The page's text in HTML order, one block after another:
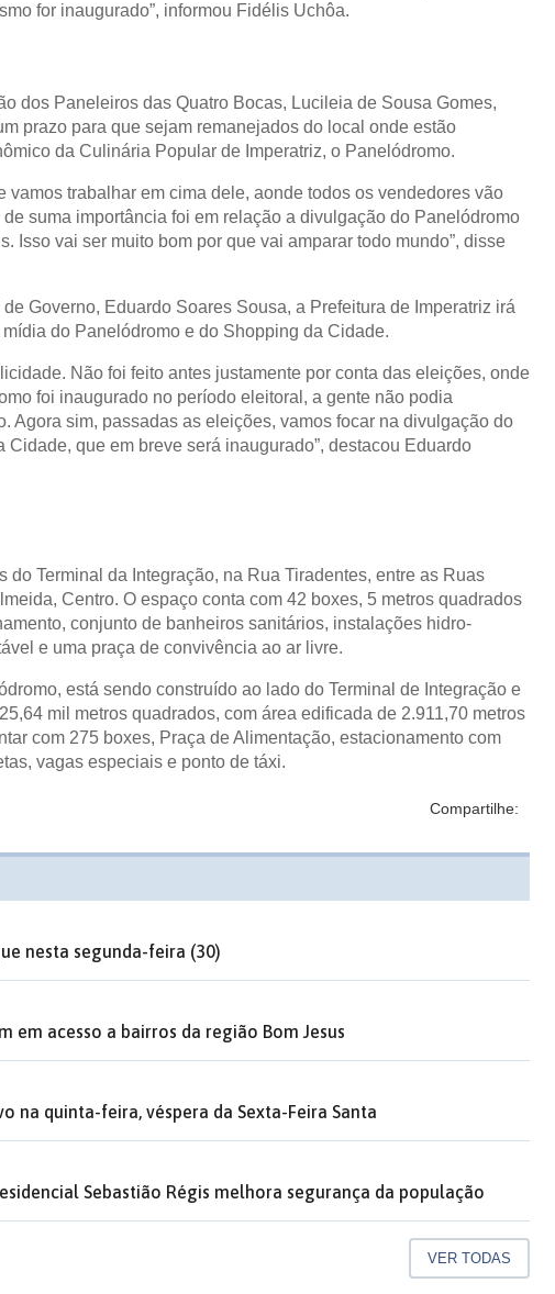
for inaugurado”, informou Fidélis Uchôa.
dos Paneleiros das Quatro Bocas, Lucileia de Sousa Gomes,
prazo para que sejam remanejados do local onde estão
da Culinária Popular de Imperatriz, o Panelódromo.
vamos trabalhar em cima dele, aonde todos os vendedores vão
suma importância foi em relação a divulgação do Panelódromo
Isso vai ser muito bom por que vai amparar todo mundo”, disse
Governo, Eduardo Soares Sousa, a Prefeitura de Imperatriz irá
do Panelódromo e do Shopping da Cidade.
Não foi feito antes justamente por conta das eleições, onde
foi inaugurado no período eleitoral, a gente não podia
Agora sim, passadas as eleições, vamos focar na divulgação do
que em breve será inaugurado”, destacou Eduardo
do Terminal da Integração, na Rua Tiradentes, entre as Ruas
Centro. O espaço conta com 42 boxes, 5 metros quadrados
conjunto de banheiros sanitários, instalações hidro-
e uma praça de convivência ao ar livre.
está sendo construído ao lado do Terminal de Integração e
mil metros quadrados, com área edificada de 2.911,70 metros
com 275 boxes, Praça de Alimentação, estacionamento com
vagas especiais e ponto de táxi.
Compartilhe:
nesta segunda-feira (30)
em acesso a bairros da região Bom Jesus
na quinta-feira, véspera da Sexta-Feira Santa
Sebastião Régis melhora segurança da população
VER TODAS